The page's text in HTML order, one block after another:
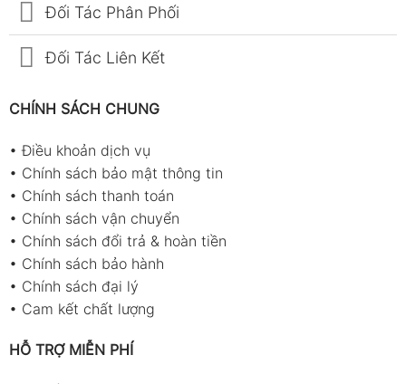
Đối Tác Phân Phối
Đối Tác Liên Kết
CHÍNH SÁCH CHUNG
•Điều khoản dịch vụ
• Chính sách bảo mật thông tin
• Chính sách thanh toán
• Chính sách vận chuyển
• Chính sách đổi trả & hoàn tiền
• Chính sách bảo hành
• Chính sách đại lý
• Cam kết chất lượng
HỖ TRỢ MIỄN PHÍ